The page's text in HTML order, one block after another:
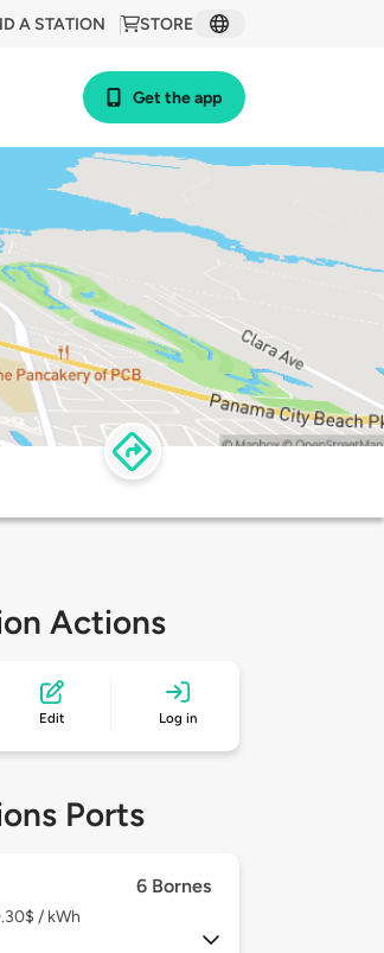
STORE
A STATION
Get the app
Actions
Edit Log in
Ports
6 Bornes
/ kWh